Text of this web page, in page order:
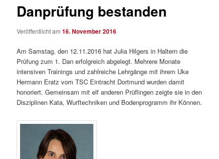
Danprüfung bestanden
Veröffentlicht am16. November 2016
Am Samstag, den 12.11.2016 hat Julia Hilgers in Haltern die
Prüfung zum 1. Dan erfolgreich abgelegt. Mehrere Monate
intensiven Trainings und zahlreiche Lehrgänge mit ihrem Uke
Hermann Eratz vom TSC Eintracht Dortmund wurden damit
honoriert. Gemeinsam mit elf anderen Prüflingen zeigte sie in den
Disziplinen Kata, Wurftechniken und Bodenprogramm ihr Können.